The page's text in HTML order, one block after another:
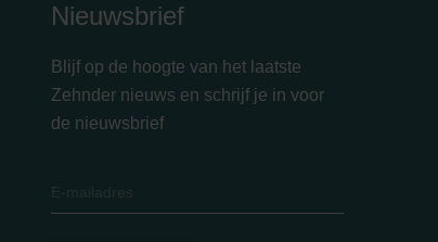
Nieuwsbrief
Blijf op de hoogte van het laatste
Zehnder nieuws en schrijf je in voor
de nieuwsbrief